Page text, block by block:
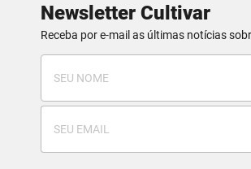
Newsletter Cultivar
Receba por e-mail as últimas notícias